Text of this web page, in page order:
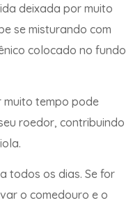
deixada por muito
se misturando com
colocado no fundo
muito tempo pode
roedor, contribuindo
todos os dias. Se for
o comedouro e o